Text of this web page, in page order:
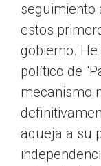
seguimiento
estos
gobierno.
político de
mecanismo
aqueja a su